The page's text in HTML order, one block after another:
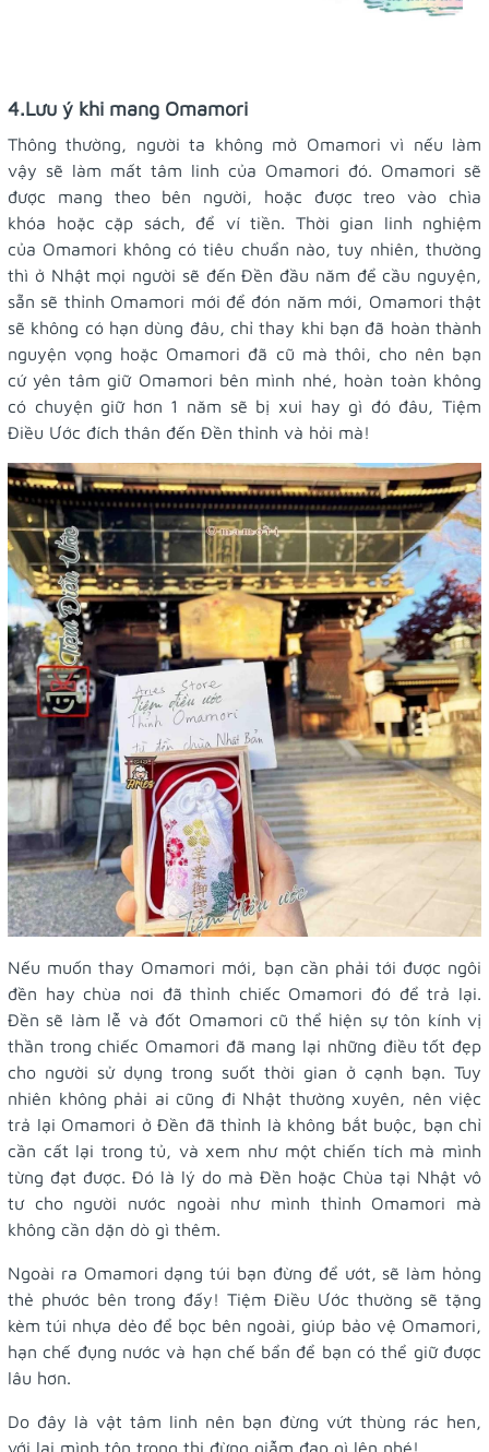
4.Lưu ý khi mang Omamori
Thông thường, người ta không mở Omamori vì nếu làm
vậy sẽ làm mất tâm linh của Omamori đó. Omamori sẽ
được mang theo bên người, hoặc được treo vào chìa
khóa hoặc cặp sách, để ví tiền. Thời gian linh nghiệm
của Omamori không có tiêu chuẩn nào, tuy nhiên, thường
thì ở Nhật mọi người sẽ đến Đền đầu năm để cầu nguyện,
sẵn sẽ thỉnh Omamori mới để đón năm mới, Omamori thật
sẽ không có hạn dùng đâu, chỉ thay khi bạn đã hoàn thành
nguyện vọng hoặc Omamori đã cũ mà thôi, cho nên bạn
cứ yên tâm giữ Omamori bên mình nhé, hoàn toàn không
có chuyện giữ hơn 1 năm sẽ bị xui hay gì đó đâu, Tiệm
Điều Ước đích thân đến Đền thỉnh và hỏi mà!
Nếu muốn thay Omamori mới, bạn cần phải tới được ngôi
đền hay chùa nơi đã thỉnh chiếc Omamori đó để trả lại.
Đền sẽ làm lễ và đốt Omamori cũ thể hiện sự tôn kính vị
thần trong chiếc Omamori đã mang lại những điều tốt đẹp
cho người sử dụng trong suốt thời gian ở cạnh bạn. Tuy
nhiên không phải ai cũng đi Nhật thường xuyên, nên việc
trả lại Omamori ở Đền đã thỉnh là không bắt buộc, bạn chỉ
cần cất lại trong tủ, và xem như một chiến tích mà mình
từng đạt được. Đó là lý do mà Đền hoặc Chùa tại Nhật vô
tư cho người nước ngoài như mình thỉnh Omamori mà
không cần dặn dò gì thêm.
Ngoài ra Omamori dạng túi bạn đừng để ướt, sẽ làm hỏng
thẻ phước bên trong đấy! Tiệm Điều Ước thường sẽ tặng
kèm túi nhựa dẻo để bọc bên ngoài, giúp bảo vệ Omamori,
hạn chế đụng nước và hạn chế bẩn để bạn có thể giữ được
lâu hơn.
Do đây là vật tâm linh nên bạn đừng vứt thùng rác hen,
với lại mình tôn trọng thi đừng giẫm đạp gì lên nhé!